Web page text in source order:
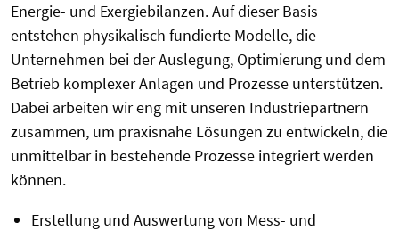
Energie- und Exergiebilanzen. Auf dieser Basis
entstehen physikalisch fundierte Modelle, die
Unternehmen bei der Auslegung, Optimierung und dem
Betrieb komplexer Anlagen und Prozesse unterstützen.
Dabei arbeiten wir eng mit unseren Industriepartnern
zusammen, um praxisnahe Lösungen zu entwickeln, die
unmittelbar in bestehende Prozesse integriert werden
können.
Erstellung und Auswertung von Mess- und